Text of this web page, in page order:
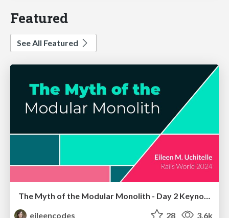
Featured
See All Featured
eileencodes
28 3.6k